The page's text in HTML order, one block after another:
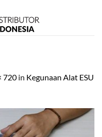
720 in Kegunaan Alat ESU